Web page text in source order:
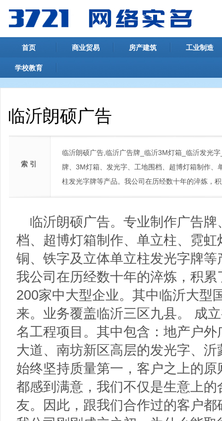
首页 商业贸易 房产建筑 工业制造
学校教育
临沂朗硕广告
索 引
临沂朗硕广告,临沂广告牌_临沂3M灯箱_临沂发光
牌、3M灯箱、发光字、工地围档、超博灯箱制作
柱发光字牌等产品。我公司在历经数十年的淬炼，
临沂朗硕广告。专业制作广告牌
档、超博灯箱制作、单立柱、霓
铜、铁字及立体单立柱发光字牌
我公司在历经数十年的淬炼，积
200家中大型企业。其中临沂大型
来。业务覆盖临沂三区九县。 成
名工程项目。其中包含：地产户
大道、南坊新区高层的发光字、
始终坚持质量第一，客户之上的
都感到满意，我们不仅是生意上
友。因此，跟我们合作过的客户